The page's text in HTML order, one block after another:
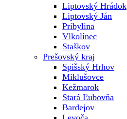
Liptovský Hrádok
Liptovský Ján
Pribylina
Vlkolínec
Staškov
Prešovský kraj
Spišský Hrhov
Miklušovce
Kežmarok
Stará Ľubovňa
Bardejov